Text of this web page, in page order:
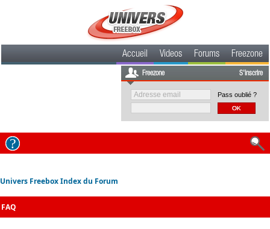
Accueil Videos Forums Freezone
Freezone S'inscrire
Pass oublié ?
Univers Freebox Index du Forum
FAQ